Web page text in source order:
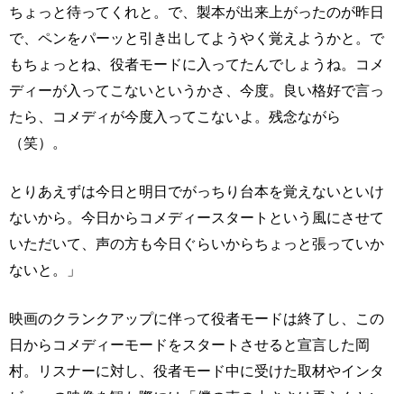
ちょっと待ってくれと。で、製本が出来上がったのが昨日
で、ペンをパーッと引き出してようやく覚えようかと。で
もちょっとね、役者モードに入ってたんでしょうね。コメ
ディーが入ってこないというかさ、今度。良い格好で言っ
たら、コメディが今度入ってこないよ。残念ながら
（笑）。
とりあえずは今日と明日でがっちり台本を覚えないといけ
ないから。今日からコメディースタートという風にさせて
いただいて、声の方も今日ぐらいからちょっと張っていか
ないと。」
映画のクランクアップに伴って役者モードは終了し、この
日からコメディーモードをスタートさせると宣言した岡
村。リスナーに対し、役者モード中に受けた取材やインタ